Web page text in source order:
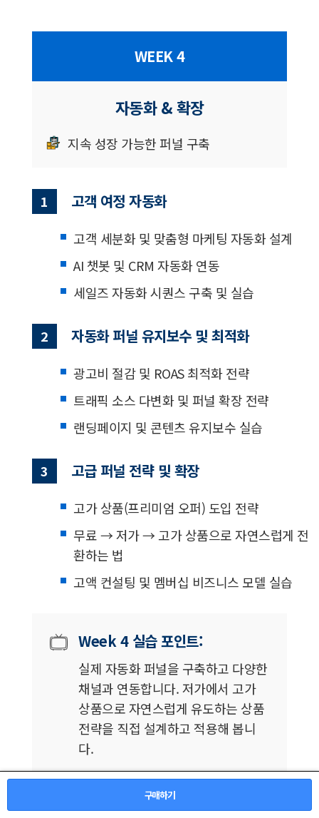
구매하기
WEEK 4
자동화 & 확장
지속 성장 가능한 퍼널 구축
1 고객 여정 자동화
고객 세분화 및 맞춤형 마케팅 자동화 설계
AI 챗봇 및 CRM 자동화 연동
세일즈 자동화 시퀀스 구축 및 실습
2 자동화 퍼널 유지보수 및 최적화
광고비 절감 및 ROAS 최적화 전략
트래픽 소스 다변화 및 퍼널 확장 전략
랜딩페이지 및 콘텐츠 유지보수 실습
3 고급 퍼널 전략 및 확장
고가 상품(프리미엄 오퍼) 도입 전략
무료 → 저가 → 고가 상품으로 자연스럽게 전
환하는 법
고액 컨설팅 및 멤버십 비즈니스 모델 실습
Week 4 실습 포인트:
실제 자동화 퍼널을 구축하고 다양한
채널과 연동합니다. 저가에서 고가
상품으로 자연스럽게 유도하는 상품
전략을 직접 설계하고 적용해 봅니
다.
자동화 퍼널 시스템 아키텍처